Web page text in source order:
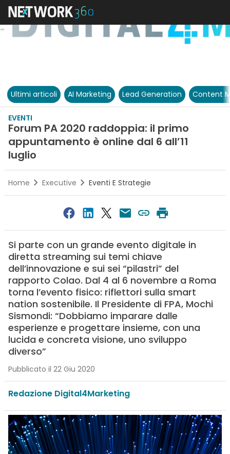
Ultimi articoli AI Marketing Lead Generation Content
EVENTI
Forum PA 2020 raddoppia: il primo
appuntamento è online dal 6 all’11
luglio
Home Executive Eventi E Strategie
Si parte con un grande evento digitale in
diretta streaming sui temi chiave
dell’innovazione e sui sei “pilastri” del
rapporto Colao. Dal 4 al 6 novembre a Roma
torna l’evento fisico: riflettori sulla smart
nation sostenibile. Il Presidente di FPA, Mochi
Sismondi: “Dobbiamo imparare dalle
esperienze e progettare insieme, con una
lucida e concreta visione, uno sviluppo
diverso”
Pubblicato il 22 Giu 2020
Redazione Digital4Marketing